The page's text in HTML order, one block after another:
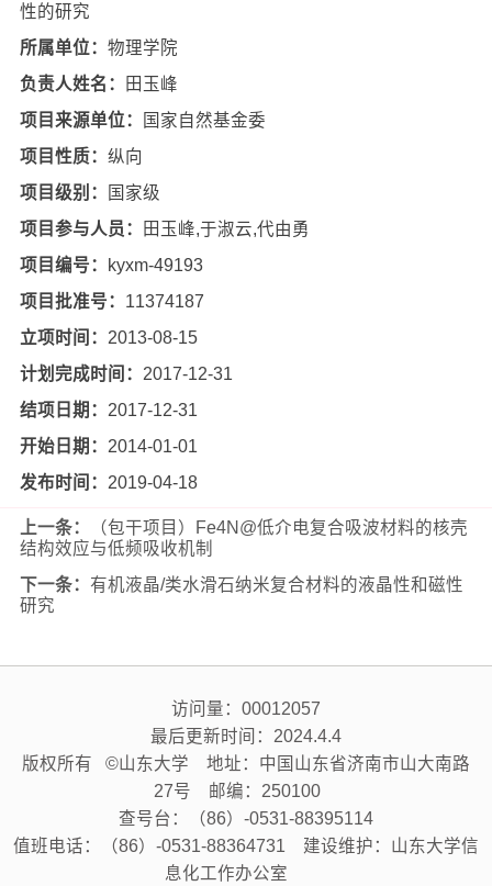
性的研究
所属单位： 物理学院
负责人姓名：
田玉峰
项目来源单位：
国家自然基金委
项目性质： 纵向
项目级别：
国家级
项目参与人员：
田玉峰,于淑云,代由勇
项目编号：
kyxm-49193
项目批准号： 11374187
立项时间： 2013-08-15
计划完成时间： 2017-12-31
结项日期： 2017-12-31
开始日期： 2014-01-01
发布时间： 2019-04-18
上一条：
（包干项目）Fe4N@低介电复合吸波材料的核壳
结构效应与低频吸收机制
下一条： 有机液晶/类水滑石纳米复合材料的液晶性和磁性
研究
访问量： 00012057
最后更新时间： 2024.4.4
版权所有 ©山东大学 地址：中国山东省济南市山大南路
27号 邮编：250100
查号台：（86）-0531-88395114
值班电话：（86）-0531-88364731 建设维护：山东大学信
息化工作办公室